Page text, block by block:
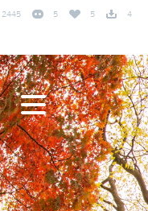
2445 5 5 4